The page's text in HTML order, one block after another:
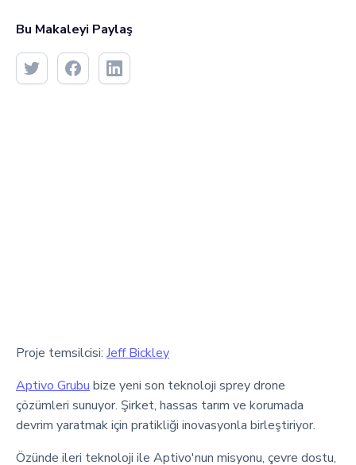
Bu Makaleyi Paylaş
Proje temsilcisi: Jeff Bickley
Aptivo Grubu bize yeni son teknoloji sprey drone
çözümleri sunuyor. Şirket, hassas tarım ve korumada
devrim yaratmak için pratikliği inovasyonla birleştiriyor.
Özünde ileri teknoloji ile Aptivo'nun misyonu, çevre dostu,